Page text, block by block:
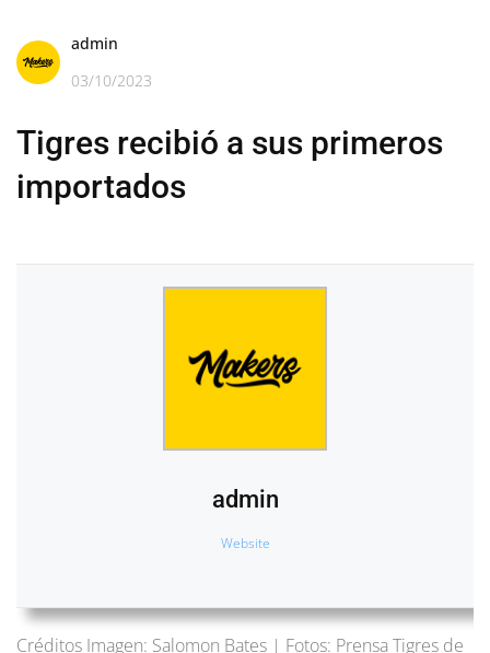
admin
03/10/2023
Tigres recibió a sus primeros
importados
admin
Website
Créditos Imagen: Salomon Bates | Fotos: Prensa Tigres de